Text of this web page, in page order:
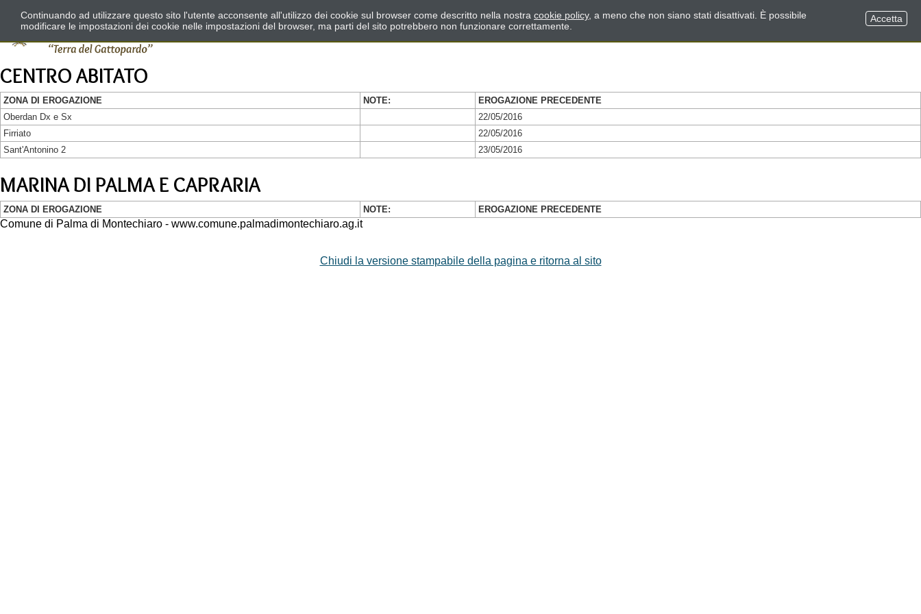
CENTRO ABITATO
ZONA DI EROGAZIONE NOTE:
EROGAZIONE PRECEDENTE
Oberdan Dx e Sx
22/05/2016
Firriato
22/05/2016
Sant'Antonino 2
23/05/2016
MARINA DI PALMA E CAPRARIA
ZONA DI EROGAZIONE NOTE: EROGAZIONE PRECEDENTE
Comune di Palma di Montechiaro - www.comune.palmadimontechiaro.ag.it
Chiudi la versione stampabile della pagina e ritorna al sito
Continuando ad utilizzare questo sito l'utente acconsente all'utilizzo dei cookie sul browser come descritto nella nostra cookie policy, a meno che non siano stati disattivati. È possibile
modificare le impostazioni dei cookie nelle impostazioni del browser, ma parti del sito potrebbero non funzionare correttamente.
Accetta